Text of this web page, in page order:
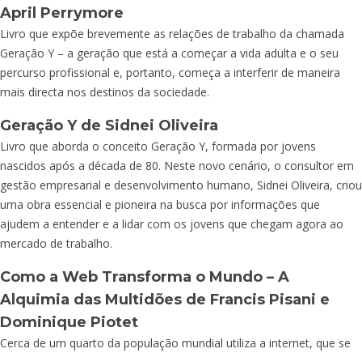
April Perrymore
Livro que expõe brevemente as relações de trabalho da chamada
Geração Y – a geração que está a começar a vida adulta e o seu
percurso profissional e, portanto, começa a interferir de maneira
mais directa nos destinos da sociedade.
Geração Yde Sidnei Oliveira
Livro que aborda o conceito Geração Y, formada por jovens
nascidos após a década de 80. Neste novo cenário, o consultor em
gestão empresarial e desenvolvimento humano, Sidnei Oliveira, criou
uma obra essencial e pioneira na busca por informações que
ajudem a entender e a lidar com os jovens que chegam agora ao
mercado de trabalho.
Como a Web Transforma o Mundo – A
Alquimia das Multidões de Francis Pisani e
Dominique Piotet
Cerca de um quarto da população mundial utiliza a internet, que se